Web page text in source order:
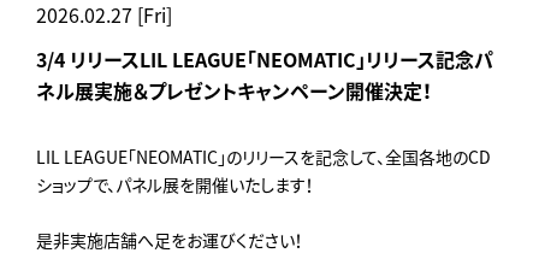
2026.02.27 [Fri]
3/4 リリースLIL LEAGUE「NEOMATIC」リリース記念パ
ネル展実施＆プレゼントキャンペーン開催決定！
LIL LEAGUE「NEOMATIC」のリリースを記念して、全国各地のCD
ショップで、パネル展を開催いたします！
是非実施店舗へ足をお運びください！